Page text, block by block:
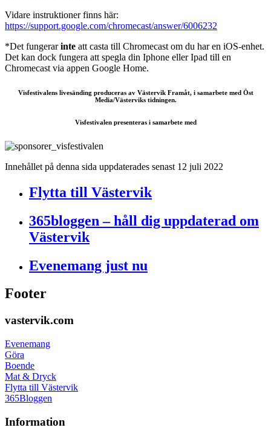
Vidare instruktioner finns här:
https://support.google.com/chromecast/answer/6006232
*Det fungerarinte att casta till Chromecast om du har en iOS-enhet.
Det kan dock fungera att spegla din Iphone eller Ipad till en
Chromecast via appen Google Home.
Visfestivalens livesänding produceras av Västervik Framåt, i samarbete med Öst
Media/Västerviks tidningen.
Visfestivalen presenteras i samarbete med
Innehållet på denna sida uppdaterades senast 12 juli 2022
Flytta till Västervik
365bloggen – håll dig uppdaterad om
Västervik
Evenemang just nu
Footer
vastervik.com
Evenemang
Göra
Boende
Mat & Dryck
Flytta till Västervik
365Bloggen
Information